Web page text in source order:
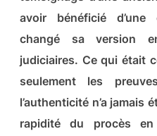
avoir bénéficié
changé sa version
judiciaires. Ce qui était
seulement les
l’authenticité n’a
rapidité du procès